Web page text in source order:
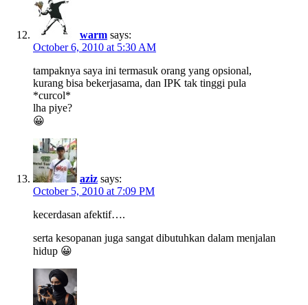
warm says:
October 6, 2010 at 5:30 AM
tampaknya saya ini termasuk orang yang opsional,
kurang bisa bekerjasama, dan IPK tak tinggi pula
*curcol*
lha piye?
😀
aziz says:
October 5, 2010 at 7:09 PM
kecerdasan afektif….
serta kesopanan juga sangat dibutuhkan dalam menjalan
hidup 😀